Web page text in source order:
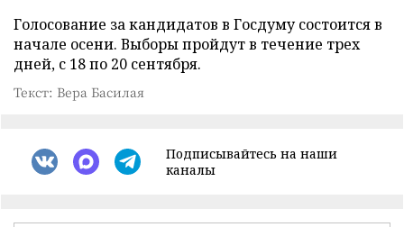
Голосование за кандидатов в Госдуму состоится в
начале осени. Выборы пройдут в течение трех
дней, с 18 по 20 сентября.
Текст: Вера Басилая
Подписывайтесь на наши
каналы